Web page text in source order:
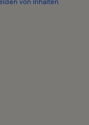
Porta